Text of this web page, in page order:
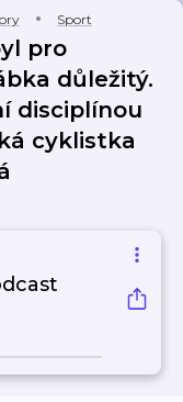
Sport
pro
důležitý.
disciplínou
cyklistka